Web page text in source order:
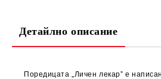
Детайлно описание
Поредицата „Личен лекар” е